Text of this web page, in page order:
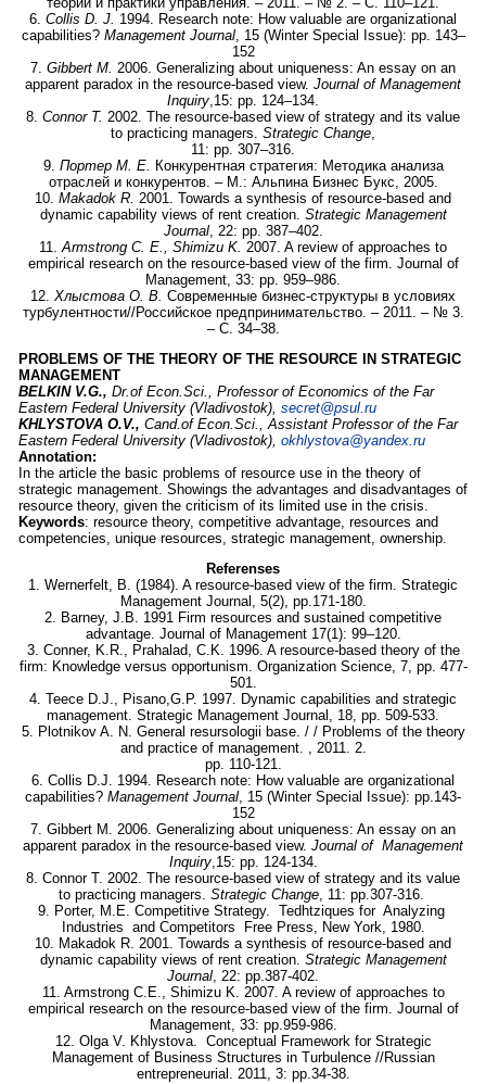
6. Collis D. J. 1994. Research note: How valuable are organizational
capabilities? Management Journal, 15 (Winter Special Issue): pp. 143–
152
7. Gibbert M. 2006. Generalizing about uniqueness: An essay on an
apparent paradox in the resource-based view. Journal of Management
Inquiry ,15: pp. 124–134.
8. Connor T. 2002. The resource-based view of strategy and its value
to practicing managers. Strategic Change
11: pp. 307–316.
9. Портер М. Е. Конкурентная стратегия: Методика анализа
отраслей и конкурентов. – М.: Альпина Бизнес Букс, 2005.
10. Makadok R. 2001. Towards a synthesis of resource-based and
dynamic capability views of rent creation. Strategic Management
Journal, 22: pp. 387–402.
11. Armstrong C. E., Shimizu K. 2007. A review of approaches to
empirical research on the resource-based view of the firm. Journal of
Management, 33: pp. 959–986.
12. Хлыстова О. В. Современные бизнес-структуры в условиях
турбулентности//Российское предпринимательство. – 2011. – № 3.
– С. 34–38.
PROBLEMS OF THE THEORY OF THE RESOURCE IN STRATEGIC
MANAGEMENT
BELKIN V.G., Dr.of Econ.Sci., Professor of Economics of the Far
Eastern Federal University (Vladivostok), secret@psul.ru
KHLYSTOVA O.V., Cand.of Econ.Sci., Assistant Professor of the Far
Eastern Federal University (Vladivostok), okhlystova@yandex.ru
Annotation:
In the article the basic problems of resource use in the theory of
strategic management. Showings the advantages and disadvantages of
resource theory, given the criticism of its limited use in the crisis.
Keywords: resource theory, competitive advantage, resources and
competencies, unique resources, strategic management, ownership.
Referenses
1. Wernerfelt, B. (1984). A resource-based view of the firm. Strategic
Management Journal, 5(2), pp.171-180.
2. Barney, J.B. 1991 Firm resources and sustained competitive
advantage. Journal of Management 17(1): 99–120.
3. Conner, K.R., Prahalad, C.K. 1996. A resource-based theory of the
firm: Knowledge versus opportunism. Organization Science, 7, pp. 477-
501.
4. Teece D.J., Pisano,G.P. 1997. Dynamic capabilities and strategic
management. Strategic Management Journal, 18, pp. 509-533.
5. Plotnikov A. N. General resursologii base. / / Problems of the theory
and practice of management. , 2011. 2.
pp. 110-121.
6. Collis D.J. 1994. Research note: How valuable are organizational
capabilities? Management Journal, 15 (Winter Special Issue): pp.143-
152
7. Gibbert M. 2006. Generalizing about uniqueness: An essay on an
apparent paradox in the resource-based view. Journal of Management
Inquiry,15: pp. 124-134.
8. Connor T. 2002. The resource-based view of strategy and its value
to practicing managers. Strategic Change, 11: pp.307-316.
9. Porter, M.E. Competitive Strategy. Tedhtziques for Analyzing
Industries and Competitors Free Press, New York, 1980.
10. Makadok R. 2001. Towards a synthesis of resource-based and
dynamic capability views of rent creation. Strategic Management
Journal, 22: pp.387-402.
11. Armstrong C.E., Shimizu K. 2007. A review of approaches to
empirical research on the resource-based view of the firm. Journal of
Management, 33: pp.959-986.
12. Olga V. Khlystova. Conceptual Framework for Strategic
Management of Business Structures in Turbulence //Russian
entrepreneurial. 2011, 3: pp.34-38.